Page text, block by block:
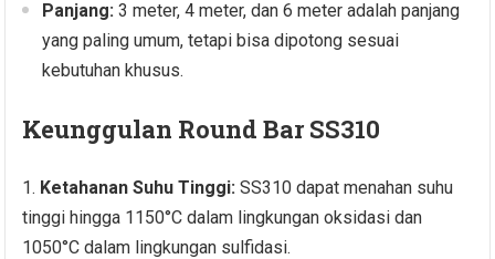
Panjang: 3 meter, 4 meter, dan 6 meter adalah panjang
yang paling umum, tetapi bisa dipotong sesuai
kebutuhan khusus.
Keunggulan Round Bar SS310
Ketahanan Suhu Tinggi: SS310 dapat menahan suhu
tinggi hingga 1150°C dalam lingkungan oksidasi dan
1050°C dalam lingkungan sulfidasi.